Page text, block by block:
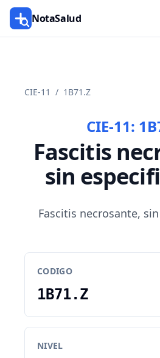
NotaSalud
CIE-11 / 1B71.Z
CIE-11:
Fascitis
sin
Fascitis necrosante,
CODIGO
1B71.Z
NIVEL